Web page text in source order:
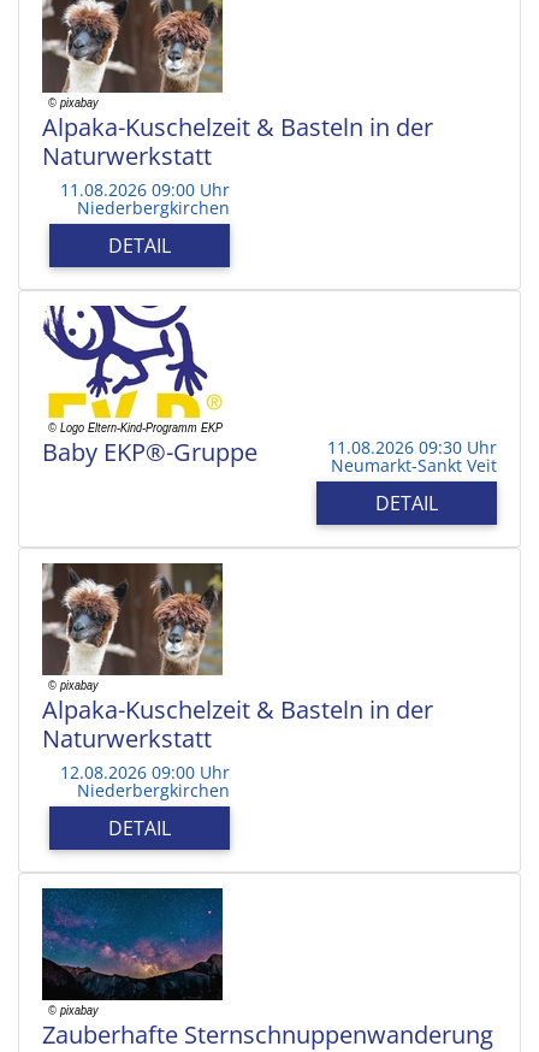
Alpaka-Kuschelzeit & Basteln in der
Naturwerkstatt
11.08.2026 09:00 Uhr
Niederbergkirchen
DETAIL
Baby EKP®-Gruppe 11.08.2026 09:30 Uhr
Neumarkt-Sankt Veit
DETAIL
Alpaka-Kuschelzeit & Basteln in der
Naturwerkstatt
12.08.2026 09:00 Uhr
Niederbergkirchen
DETAIL
Zauberhafte Sternschnuppenwanderung